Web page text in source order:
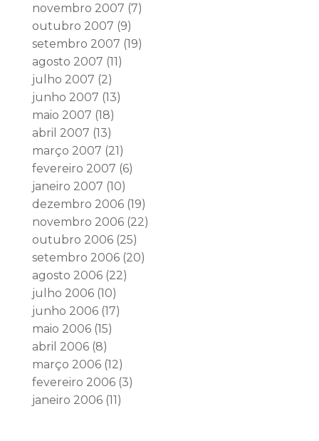
novembro 2007 (7)
outubro 2007 (9)
setembro 2007 (19)
agosto 2007 (11)
julho 2007 (2)
junho 2007 (13)
maio 2007 (18)
abril 2007 (13)
março 2007 (21)
fevereiro 2007 (6)
janeiro 2007 (10)
dezembro 2006(19)
novembro 2006(22)
outubro 2006(25)
setembro 2006(20)
agosto 2006(22)
julho 2006(10)
junho 2006(17)
maio 2006(15)
abril 2006(8)
março 2006(12)
fevereiro 2006(3)
janeiro 2006(11)